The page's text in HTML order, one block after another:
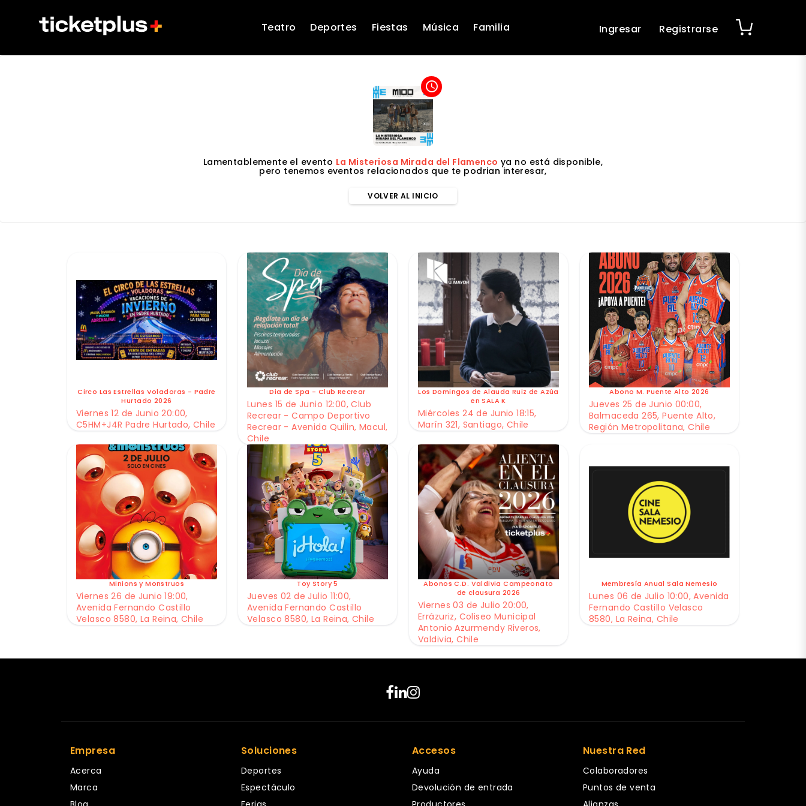
Teatro Deportes Fiestas Música Familia Ingresar Registrarse
access_time
Lamentablemente el evento La Misteriosa Mirada del Flamenco ya no está disponible,
pero tenemos eventos relacionados que te podrian interesar,
VOLVER AL INICIO
Circo Las Estrellas Voladoras - Padre
Hurtado 2026
Viernes 12 de Junio 20:00,
C5HM+J4R Padre Hurtado, Chile
Dia de Spa - Club Recrear
Lunes 15 de Junio 12:00, Club
Recrear - Campo Deportivo
Recrear - Avenida Quilin, Macul,
Chile
Los Domingos de Alauda Ruiz de Azúa
en SALA K
Miércoles 24 de Junio 18:15,
Marín 321, Santiago, Chile
Abono M. Puente Alto 2026
Jueves 25 de Junio 00:00,
Balmaceda 265, Puente Alto,
Región Metropolitana, Chile
Minions y Monstruos
Viernes 26 de Junio 19:00,
Avenida Fernando Castillo
Velasco 8580, La Reina, Chile
Toy Story 5
Jueves 02 de Julio 11:00,
Avenida Fernando Castillo
Velasco 8580, La Reina, Chile
Abonos C.D. Valdivia Campeonato
de clausura 2026
Viernes 03 de Julio 20:00,
Errázuriz, Coliseo Municipal
Antonio Azurmendy Riveros,
Valdivia, Chile
Membresía Anual Sala Nemesio
Lunes 06 de Julio 10:00, Avenida
Fernando Castillo Velasco
8580, La Reina, Chile
Empresa
Acerca
Marca
Soluciones
Deportes
Espectáculo
Accesos
Ayuda
Devolución de entrada
Nuestra Red
Colaboradores
Puntos de venta